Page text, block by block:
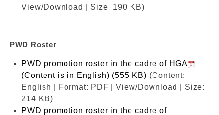
View/Download | Size: 190 KB)
PWD Roster
PWD promotion roster in the cadre of HGA
(Content is in English) (555 KB) (Content:
English | Format: PDF | View/Download | Size:
214 KB)
PWD promotion roster in the cadre of